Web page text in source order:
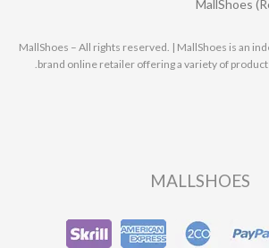
© 2025 MallShoes – All rights reserved. | MallShoes is an
brand online retailer offering a variety of
MALLSHOES